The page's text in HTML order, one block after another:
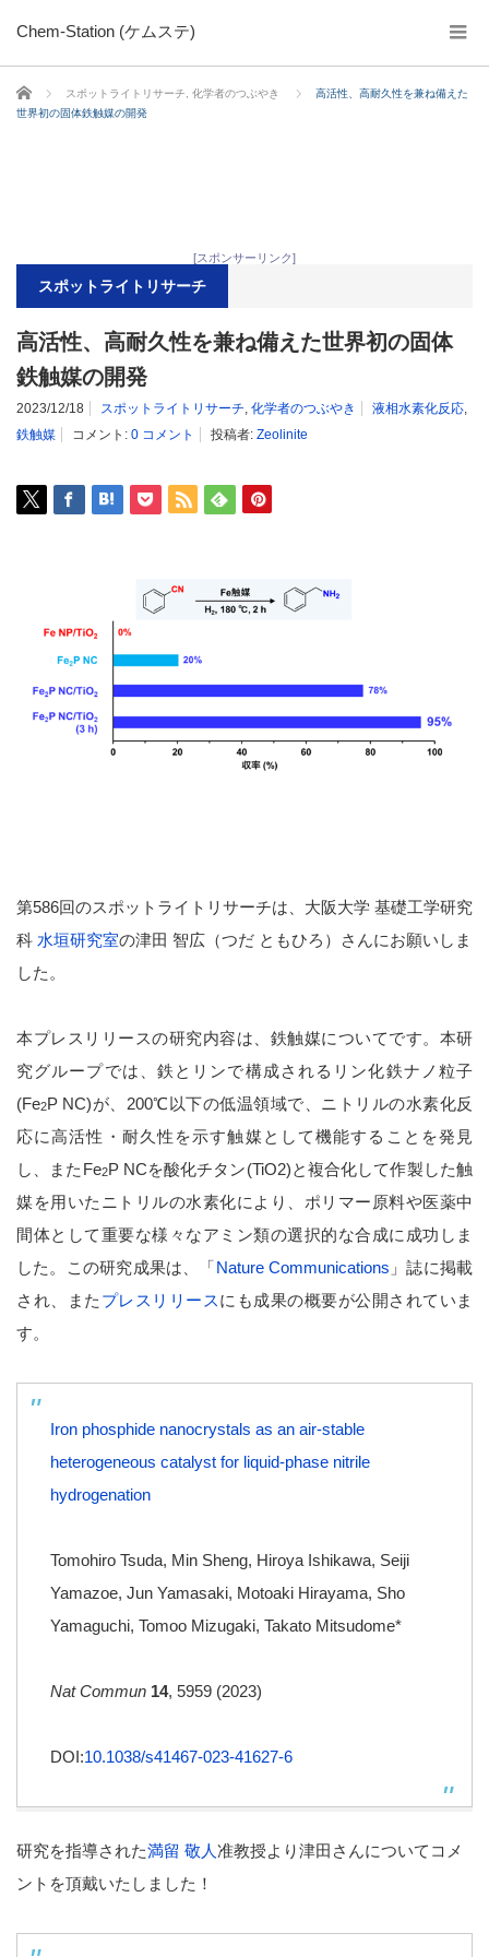
Chem-Station (ケムステ)
ホーム スポットライトリサーチ 化学者のつぶやき
高活性、高耐久性を兼ね備えた
世界初の固体鉄触媒の開発
[スポンサーリンク]
スポットライトリサーチ
高活性、高耐久性を兼ね備えた世界初の固体
鉄触媒の開発
2023/12/18 スポットライトリサーチ, 化学者のつぶやき 液相水素化反応,
鉄触媒
コメント: 0 コメント 投稿者: Zeolinite
第586回のスポットライトリサーチは、大阪大学 基礎工学研究
科 水垣研究室の津田 智広（つだ ともひろ）さんにお願いしま
した。
本プレスリリースの研究内容は、鉄触媒についてです。本研
究グループでは、鉄とリンで構成されるリン化鉄ナノ粒子
(Fe2P NC)が、200℃以下の低温領域で、ニトリルの水素化反
応に高活性・耐久性を示す触媒として機能することを発見
し、またFe2P NCを酸化チタン(TiO2)と複合化して作製した触
媒を用いたニトリルの水素化により、ポリマー原料や医薬中
間体として重要な様々なアミン類の選択的な合成に成功しま
した。この研究成果は、「Nature Communications 」誌に掲載
され、また プレスリリースにも成果の概要が公開されていま
す。
Iron phosphide nanocrystals as an air-stable
heterogeneous catalyst for liquid-phase nitrile
hydrogenation
Tomohiro Tsuda, Min Sheng, Hiroya Ishikawa, Seiji
Yamazoe, Jun Yamasaki, Motoaki Hirayama, Sho
Yamaguchi, Tomoo Mizugaki, Takato Mitsudome*
Nat Commun 14, 5959 (2023)
DOI:10.1038/s41467-023-41627-6
研究を指導された満留 敬人准教授より津田さんについてコメ
ントを頂戴いたしました！